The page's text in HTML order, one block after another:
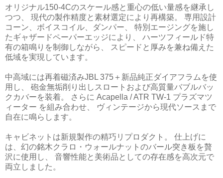
オリジナル150-4Cのスケール感と重心の低い量感を継承し
つつ、 現代の製作精度と素材選定により再構築。 専用設計
コーン、ボイスコイル、ダンパー、 特別エージングを施し
たギャザードペーパーエッジにより、 ハーツフィールド特
有の箱鳴りを制御しながら、 スピードと厚みを兼ね備えた
低域を実現しています。
中高域には再着磁済みJBL 375＋新品純正ダイアフラムを使
用し、 砲金無垢削り出しスロートおよび高質量バブルバッ
クカバーを装着。 さらに Acapella / ATR TW-1 プラズマツ
ィーター を組み合わせ、 ヴィンテージから現代ソースまで
自在に鳴らします。
キャビネットは新規製作の精巧リプロダクト。 仕上げに
は、幻の銘木クラロ・ウォールナットのバール突き板を贅
沢に使用し、 音響性能と美術品としての存在感を高次元で
両立しました。